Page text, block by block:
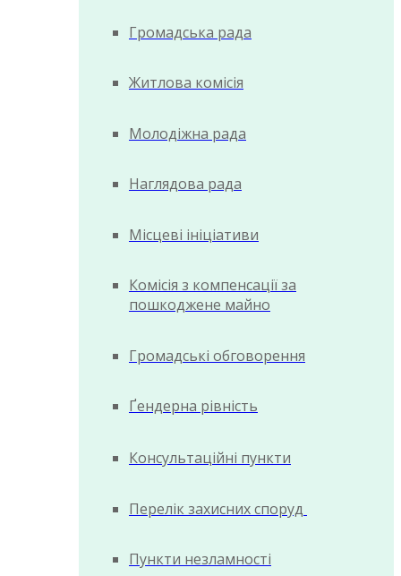
Громадська рада
Житлова комісія
Молодіжна рада
Наглядова рада
Місцеві ініціативи
Комісія з компенсації за
пошкоджене майно
Громадські обговорення
Ґендерна рівність
Консультаційні пункти
Перелік захисних споруд
Пункти незламності